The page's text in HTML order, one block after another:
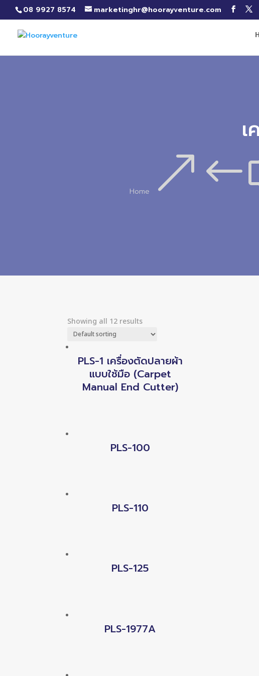
08 9927 8574 marketinghr@hoorayventure.com
Home
Showing all 12 results
PLS-1 เครื่องตัดปลายผ้า
แบบใช้มือ (Carpet
Manual End Cutter)
PLS-100
PLS-110
PLS-125
PLS-1977A